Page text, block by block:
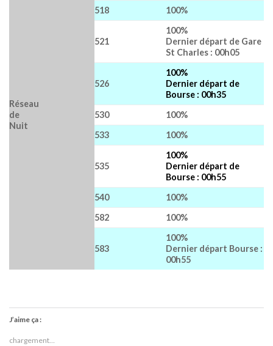
Réseau
de
Nuit
518 100%
521
100%
Dernier départ de Gare
St Charles : 00h05
526
100%
Dernier départ de
Bourse : 00h35
530
100%
533
100%
535
100%
Dernier départ de
Bourse : 00h55
540
100%
582
100%
583
100%
Dernier départ Bourse :
00h55
J’aime ça :
chargement…